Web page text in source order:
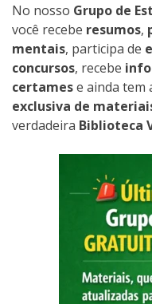
No nosso Grupo de
você recebe resumos,
mentais, participa de
concursos, recebe
certamese ainda tem
exclusiva de
verdadeira Biblioteca